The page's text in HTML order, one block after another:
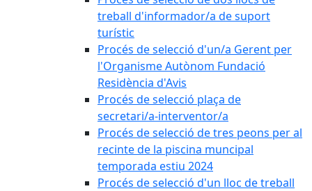
treball d'informador/a de suport
turístic
Procés de selecció d'un/a Gerent per
l'Organisme Autònom Fundació
Residència d'Avis
Procés de selecció plaça de
secretari/a-interventor/a
Procés de selecció de tres peons per al
recinte de la piscina muncipal
temporada estiu 2024
Procés de selecció d'un lloc de treball